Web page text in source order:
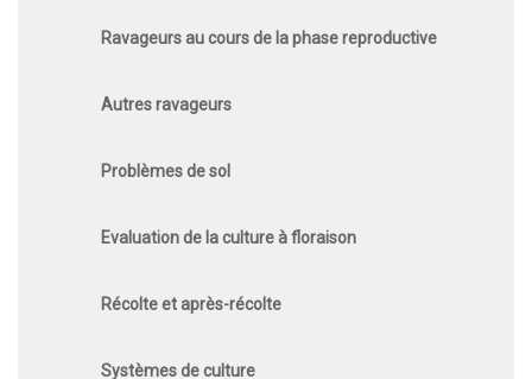
Ravageurs au cours de la phase reproductive
Autres ravageurs
Problèmes de sol
Evaluation de la culture à floraison
Récolte et après-récolte
Systèmes de culture